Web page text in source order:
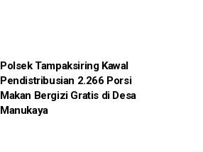
Polsek Tampaksiring Kawal
Pendistribusian 2.266 Porsi
Makan Bergizi Gratis di Desa
Manukaya